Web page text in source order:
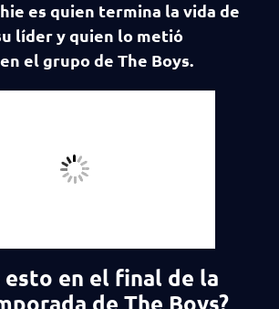
es quien termina la vida de
líder y quien lo metió
el grupo de The Boys.
esto en el final de la
de The Boys?